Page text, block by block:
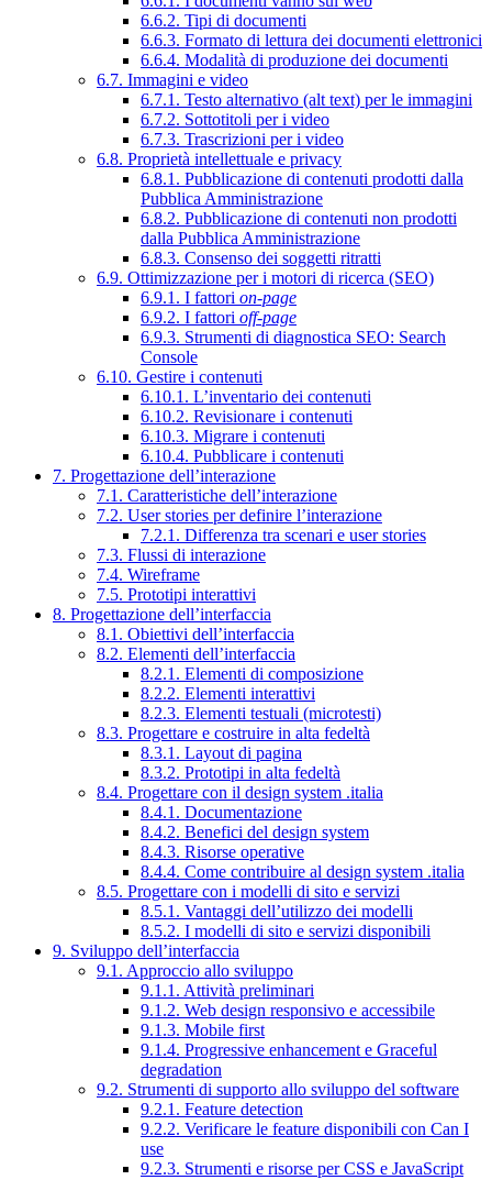
6.6.2. Tipi di documenti
6.6.3. Formato di lettura dei documenti elettronici
6.6.4. Modalità di produzione dei documenti
6.7. Immagini e video
6.7.1. Testo alternativo (alt text) per le immagini
6.7.2. Sottotitoli per i video
6.7.3. Trascrizioni per i video
6.8. Proprietà intellettuale e privacy
6.8.1. Pubblicazione di contenuti prodotti dalla
Pubblica Amministrazione
6.8.2. Pubblicazione di contenuti non prodotti
dalla Pubblica Amministrazione
6.8.3. Consenso dei soggetti ritratti
6.9. Ottimizzazione per i motori di ricerca (SEO)
6.9.1. I fattori on-page
6.9.2. I fattori off-page
6.9.3. Strumenti di diagnostica SEO: Search
Console
6.10. Gestire i contenuti
6.10.1. L’inventario dei contenuti
6.10.2. Revisionare i contenuti
6.10.3. Migrare i contenuti
6.10.4. Pubblicare i contenuti
7. Progettazione dell’interazione
7.1. Caratteristiche dell’interazione
7.2. User stories per definire l’interazione
7.2.1. Differenza tra scenari e user stories
7.3. Flussi di interazione
7.4. Wireframe
7.5. Prototipi interattivi
8. Progettazione dell’interfaccia
8.1. Obiettivi dell’interfaccia
8.2. Elementi dell’interfaccia
8.2.1. Elementi di composizione
8.2.2. Elementi interattivi
8.2.3. Elementi testuali (microtesti)
8.3. Progettare e costruire in alta fedeltà
8.3.1. Layout di pagina
8.3.2. Prototipi in alta fedeltà
8.4. Progettare con il design system .italia
8.4.1. Documentazione
8.4.2. Benefici del design system
8.4.3. Risorse operative
8.4.4. Come contribuire al design system .italia
8.5. Progettare con i modelli di sito e servizi
8.5.1. Vantaggi dell’utilizzo dei modelli
8.5.2. I modelli di sito e servizi disponibili
9. Sviluppo dell’interfaccia
9.1. Approccio allo sviluppo
9.1.1. Attività preliminari
9.1.2. Web design responsivo e accessibile
9.1.3. Mobile first
9.1.4. Progressive enhancement e Graceful
degradation
9.2. Strumenti di supporto allo sviluppo del software
9.2.1. Feature detection
9.2.2. Verificare le feature disponibili con Can I
use
9.2.3. Strumenti e risorse per CSS e JavaScript